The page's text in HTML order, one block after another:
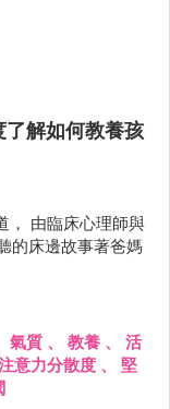
了解如何教養孩
， 由臨床心理師與
的床邊故事著爸媽
氣質 、 教養 、 活
意力分散度 、 堅